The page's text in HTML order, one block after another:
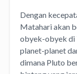
Dengan
Matahari akan
obyek-obyek di
planet-planet
dimana Pluto